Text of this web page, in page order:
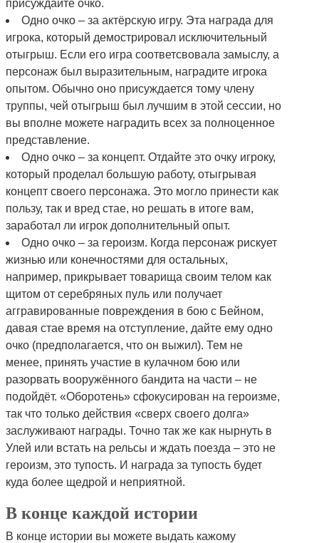
присуждайте очко.
Одно очко – за актёрскую игру. Эта награда для
игрока, который демострировал исключительный
отыгрыш. Если его игра соответсвовала замыслу, а
персонаж был выразительным, наградите игрока
опытом. Обычно оно присуждается тому члену
труппы, чей отыгрыш был лучшим в этой сессии, но
вы вполне можете наградить всех за полноценное
представление.
Одно очко – за концепт. Отдайте это очку игроку,
который проделал большую работу, отыгрывая
концепт своего персонажа. Это могло принести как
пользу, так и вред стае, но решать в итоге вам,
заработал ли игрок дополнительный опыт.
Одно очко – за героизм. Когда персонаж рискует
жизнью или конечностями для остальных,
например, прикрывает товарища своим телом как
щитом от серебряных пуль или получает
аггравированные повреждения в бою с Бейном,
давая стае время на отступление, дайте ему одно
очко (предполагается, что он выжил). Тем не
менее, принять участие в кулачном бою или
разорвать вооружённого бандита на части – не
подойдёт. «Оборотень» сфокусирован на героизме,
так что только действия «сверх своего долга»
заслуживают награды. Точно так же как нырнуть в
Улей или встать на рельсы и ждать поезда – это не
героизм, это тупость. И награда за тупость будет
куда более щедрой и неприятной.
В конце каждой истории
В конце истории вы можете выдать кажому